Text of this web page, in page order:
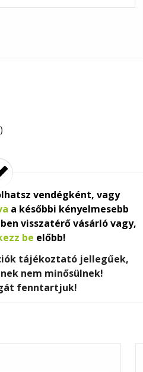
vendégként, vagy
a későbbi kényelmesebb
visszatérő vásárló vagy,
be előbb!
tájékoztató jellegűek,
nem minősülnek!
fenntartjuk!